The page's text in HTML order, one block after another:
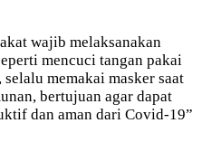
wajib melaksanakan
mencuci tangan pakai
memakai masker saat
bertujuan agar dapat
dan aman dari Covid-19”